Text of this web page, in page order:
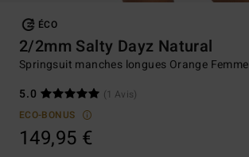
ÉCO
2/2mm Salty Dayz Natural
Springsuit manches longues Orange Femme
5.0
(1 Avis)
ECO-BONUS
149,95 €